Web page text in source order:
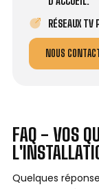
RÉSEAUX
NOUS
FAQ - VOS
Quelques